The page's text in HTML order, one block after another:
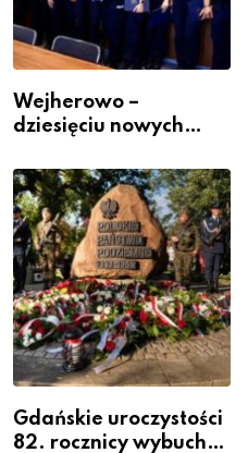
Wejherowo –
dziesięciu nowych
szeregach Komendy
Powiatowej
Gdańskie uroczystości
82. rocznicy wybuchu